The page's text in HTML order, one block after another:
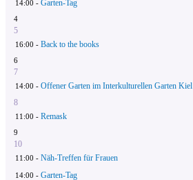
14:00 - Garten-Tag
4
5
16:00 - Back to the books
6
7
14:00 - Offener Garten im Interkulturellen Garten Kiel
8
11:00 - Remask
9
10
11:00 - Näh-Treffen für Frauen
14:00 - Garten-Tag